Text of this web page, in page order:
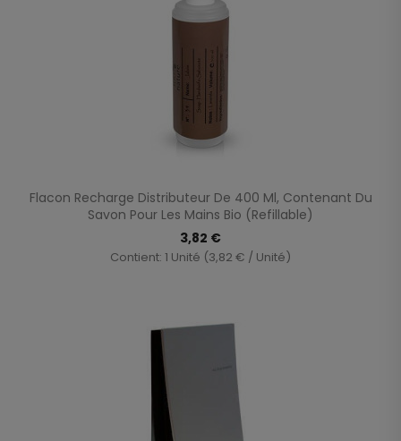
Flacon Recharge Distributeur De 400 Ml, Contenant Du
Savon Pour Les Mains Bio (Refillable)
3,82 €
Contient: 1 Unité (3,82 € / Unité)